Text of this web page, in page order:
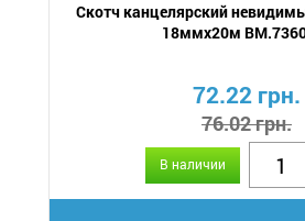
Скотч канцелярский
18ммх20м
72.22 грн.
76.02 грн.
В наличии